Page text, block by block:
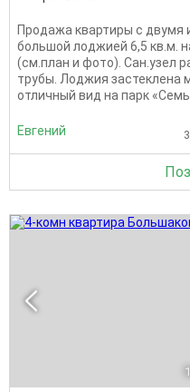
Продажа квартиры с двумя
большой лоджией 6,5 кв.м.
(см.план и фото). Сан.узел
трубы. Лоджия застеклена
отличный вид на парк «Семь
Евгений
1